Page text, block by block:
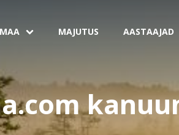
MAJUTUS AASTAAJAD